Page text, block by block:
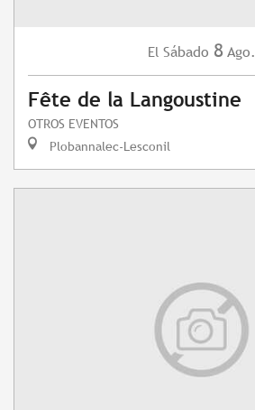
El Sábado 8 Ago.
Fête de la Langoustine
OTROS EVENTOS
Plobannalec-Lesconil